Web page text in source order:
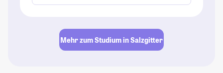
Mehr zum Studium in Salzgitter